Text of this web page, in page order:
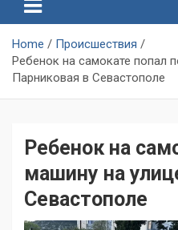
Севастополя
Home
Происшествия
Ребенок на самокате попал
Парниковая в Севастополе
Ребенок на
машину на
Севастополе